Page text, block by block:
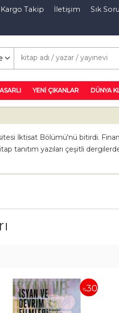
Kargo Takip İletişim Sık
YENİ ÇIKANLAR DÜNYA
İktisat Bölümü'nü bitirdi. Finans
tanıtım yazıları çeşitli dergilerde
%30